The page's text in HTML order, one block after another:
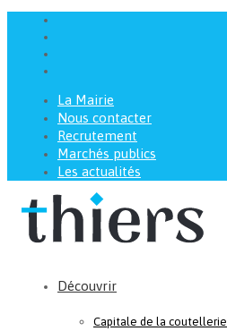
La Mairie
Nous contacter
Recrutement
Marchés publics
Les actualités
Découvrir
Capitale de la coutellerie